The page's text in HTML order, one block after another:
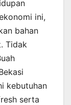
ini,
bahan
Tidak
kebutuhan
serta